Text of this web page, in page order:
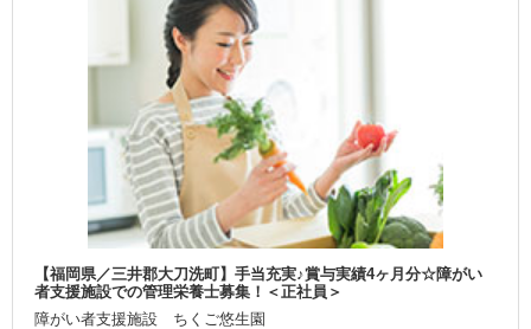
【福岡県／三井郡大刀洗町】手当充実♪賞与実績4ヶ月分☆障がい
者支援施設での管理栄養士募集！＜正社員＞
障がい者支援施設 ちくご悠生園